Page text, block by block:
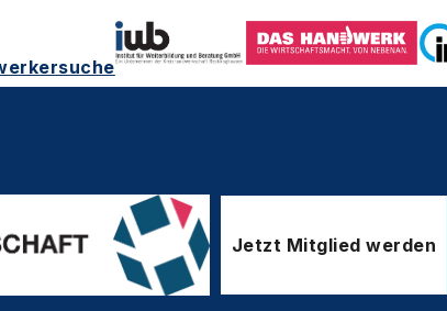
Jetzt Mitglied werden